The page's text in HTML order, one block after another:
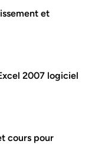
et
2007 logiciel
cours pour